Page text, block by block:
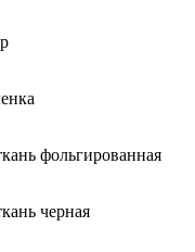
фольгированная
черная